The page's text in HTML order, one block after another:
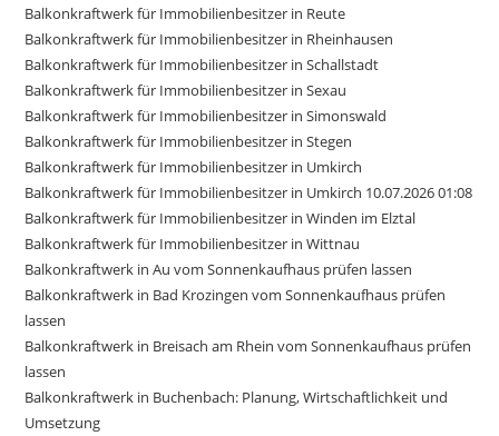
Balkonkraftwerk für Immobilienbesitzer in Reute
Balkonkraftwerk für Immobilienbesitzer in Rheinhausen
Balkonkraftwerk für Immobilienbesitzer in Schallstadt
Balkonkraftwerk für Immobilienbesitzer in Sexau
Balkonkraftwerk für Immobilienbesitzer in Simonswald
Balkonkraftwerk für Immobilienbesitzer in Stegen
Balkonkraftwerk für Immobilienbesitzer in Umkirch
Balkonkraftwerk für Immobilienbesitzer in Umkirch 10.07.2026 01:08
Balkonkraftwerk für Immobilienbesitzer in Winden im Elztal
Balkonkraftwerk für Immobilienbesitzer in Wittnau
Balkonkraftwerk in Au vom Sonnenkaufhaus prüfen lassen
Balkonkraftwerk in Bad Krozingen vom Sonnenkaufhaus prüfen
lassen
Balkonkraftwerk in Breisach am Rhein vom Sonnenkaufhaus prüfen
lassen
Balkonkraftwerk in Buchenbach: Planung, Wirtschaftlichkeit und
Umsetzung